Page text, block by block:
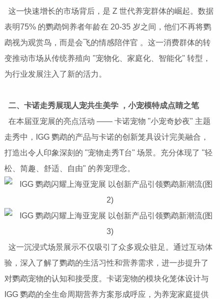
这一快速增长的市场背后，是 Z 世代养宠群体的崛起。数据
表明75% 的鹦鹉饲养者年龄在 20-35 岁之间，他们不再将鹦
鹉视为观赏鸟，而是会飞的情感陪伴官 。这一消费群体的转
变推动市场从传统养殖向 "宠物化、家庭化、智能化" 转型，
为行业发展注入了新的活力。
二、卡诺走秀展现人宠共生美学 ，小宠模特成点睛之笔
在本届亚宠展的亮点活动 —— 卡诺宠物 "小宠奇妙夜" 主题
走秀中，IGG 鹦鹉的产品与卡诺的创新笼具设计完美融合，
打造出令人印象深刻的 "宠物走秀T台" 场景。充分体现了 "轻
松、简趣、舒适、自由" 的养宠理念。
这一沉浸式场景展示不仅吸引了众多观众驻足。通过互动体
验，深入了解了鹦鹉的生活习性和营养需求，进一步提升了
对鹦鹉宠物的认知和接受度。卡诺宠物的模块化笼体设计与
IGG 鹦鹉的全生命周期营养方案形成呼应，为养宠家庭提供